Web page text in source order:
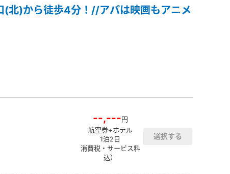
(北)から徒歩4分！//アパは映画もアニメ
--,---円
航空券+ホテル
1泊2日
消費税・サービス料
込）